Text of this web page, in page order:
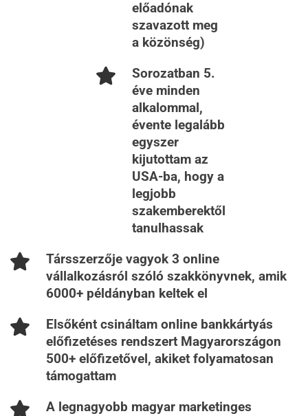
előadónak
szavazott meg
a közönség)
Sorozatban 5.
éve minden
alkalommal,
évente legalább
egyszer
kijutottam az
USA-ba, hogy a
legjobb
szakemberektől
tanulhassak
Társszerzője vagyok 3 online
vállalkozásról szóló szakkönyvnek, amik
6000+ példányban keltek el
Elsőként csináltam online bankkártyás
előfizetéses rendszert Magyarországon
500+ előfizetővel, akiket folyamatosan
támogattam
A legnagyobb magyar marketinges